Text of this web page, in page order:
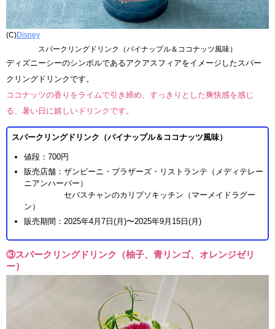
(C)Disney
スパークリングドリンク（パイナップル＆ココナッツ風味）
ディズニーシーのシンボルであるアクアスフィアをイメージしたスパー
クリングドリンクです。
ココナッツの香りをライムで引き締め、すっきりとした爽快感を感じ
る、暑い日に嬉しいドリンクです。
スパークリングドリンク（パイナップル＆ココナッツ風味）
値段：700円
販売店舗：ザンビーニ・ブラザーズ・リストランテ（メディテレー
ニアンハーバー）
セバスチャンのカリプソキッチン（マーメイドラグー
ン）
販売期間：2025年4月7日(月)〜2025年9月15日(月)
③スパークリングドリンク（柚子、青リンゴ、オレンジゼリ
ー）